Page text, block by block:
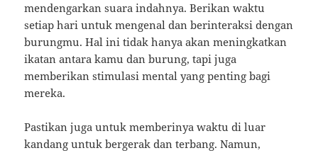
mendengarkan suara indahnya. Berikan waktu
setiap hari untuk mengenal dan berinteraksi dengan
burungmu. Hal ini tidak hanya akan meningkatkan
ikatan antara kamu dan burung, tapi juga
memberikan stimulasi mental yang penting bagi
mereka.
Pastikan juga untuk memberinya waktu di luar
kandang untuk bergerak dan terbang. Namun,